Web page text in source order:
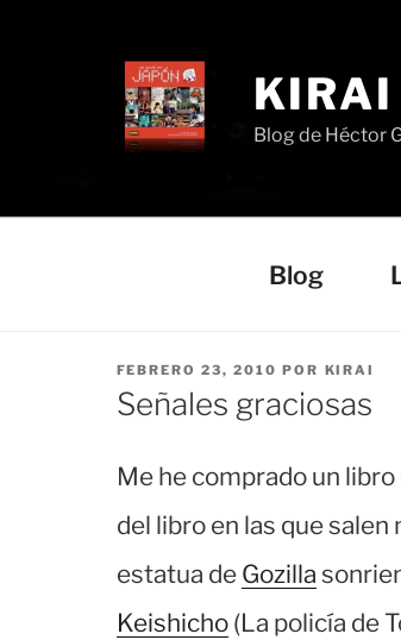
KIRAI
Blog de Héctor
Blog
PUBLICADO
EL
FEBRERO 23, 2010 POR KIRAI
Señales graciosas
Me he comprado un
del libro en las que
estatua de Gozilla
Keishicho(La policía de